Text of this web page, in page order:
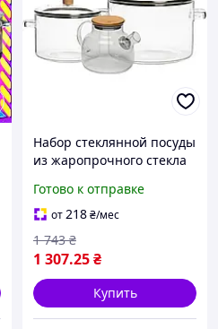
Набор стеклянной посуды
из жаропрочного стекла
л + заварочный чайник 1
л
Готово к отправке
от218₴/мес
1 307.25₴
1 743 ₴
Купить